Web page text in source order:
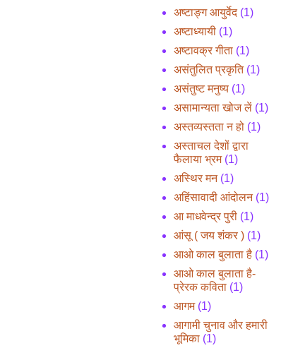
अष्टाङ्ग आयुर्वेद (1)
अष्टाध्यायी (1)
अष्टावक्र गीता (1)
असंतुलित प्रकृति (1)
असंतुष्ट मनुष्य (1)
असामान्यता खोज लें (1)
अस्तव्यस्तता न हो (1)
अस्ताचल देशों द्वारा
फैलाया भ्रम (1)
अस्थिर मन (1)
अहिंसावादी आंदोलन (1)
आ माधवेन्द्र पुरी (1)
आंसू ( जय शंकर ) (1)
आओ काल बुलाता है (1)
आओ काल बुलाता है-
प्रेरक कविता (1)
आगम (1)
आगामी चुनाव और हमारी
भूमिका (1)